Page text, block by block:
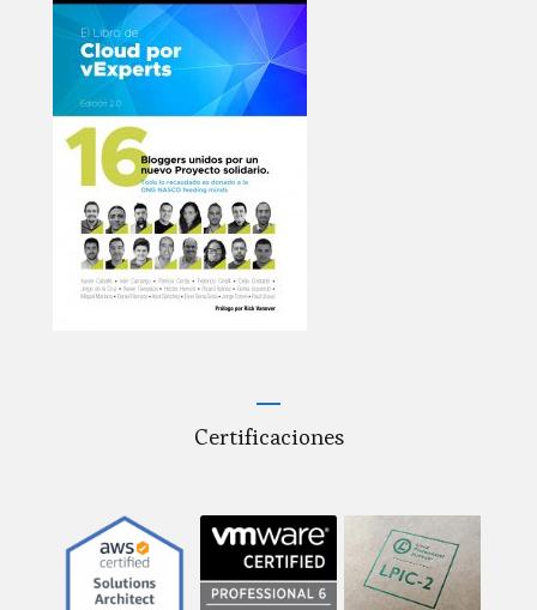
Certificaciones